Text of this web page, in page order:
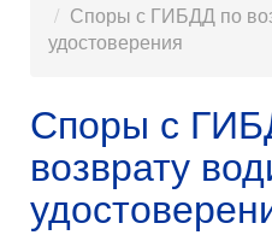
Споры с ГИБДД по
удостоверения
Споры с
возврату